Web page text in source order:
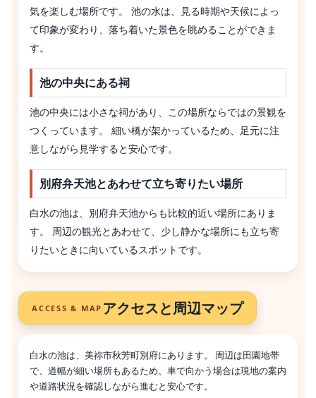
気を楽しむ場所です。 池の水は、見る時期や天候によっ
て印象が変わり、落ち着いた景色を眺めることができま
す。
池の中央にある祠
池の中央には小さな祠があり、この場所ならではの景観を
つくっています。 細い橋が架かっているため、足元に注
意しながら見学すると安心です。
別府弁天池とあわせて立ち寄りたい場所
白水の池は、別府弁天池からも比較的近い場所にありま
す。 周辺の観光とあわせて、少し静かな場所にも立ち寄
りたいときに向いているスポットです。
ACCESS & MAP アクセスと周辺マップ
白水の池は、美祢市秋芳町別府にあります。 周辺は田園地帯
で、道幅が細い場所もあるため、車で向かう場合は現地の案内
や道路状況を確認しながら進むと安心です。